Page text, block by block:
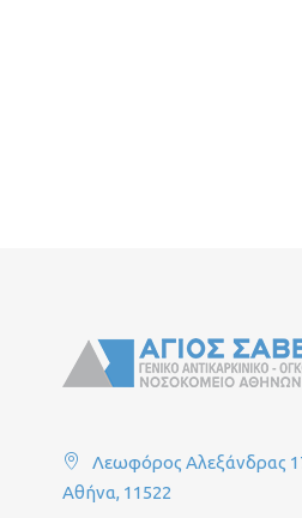
Λεωφόρος Αλεξάνδρας
Αθήνα, 11522